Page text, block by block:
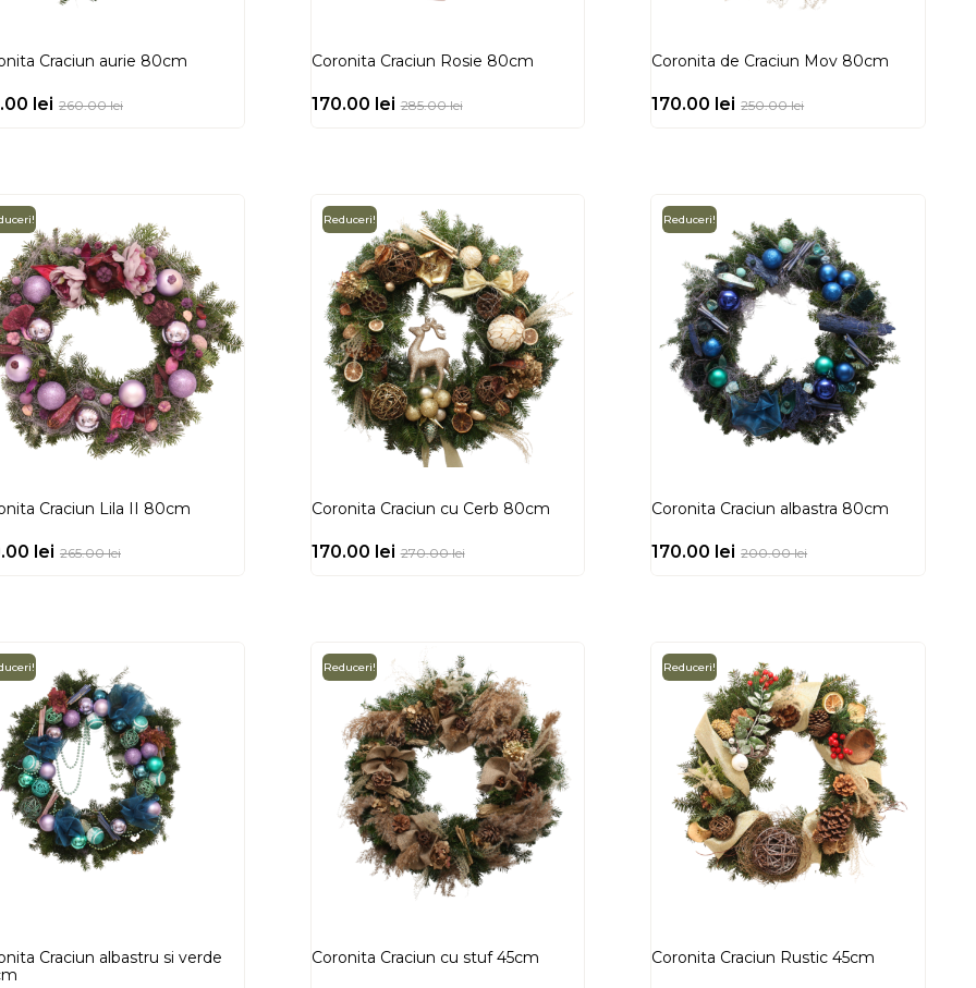
Craciun aurie 80cm
260.00lei
lei
Coronita Craciun Rosie 80cm
285.00lei
170.00 lei
Coronita de Craciun Mov 80cm
250.00lei
170.00 lei
Craciun Lila II 80cm
265.00lei
lei
Reduceri!
Coronita Craciun cu Cerb 80cm
270.00lei
170.00 lei
Reduceri!
Coronita Craciun albastra 80cm
200.00lei
170.00 lei
Craciun albastru si verde
Reduceri!
Coronita Craciun cu stuf 45cm
Reduceri!
Coronita Craciun Rustic 45cm